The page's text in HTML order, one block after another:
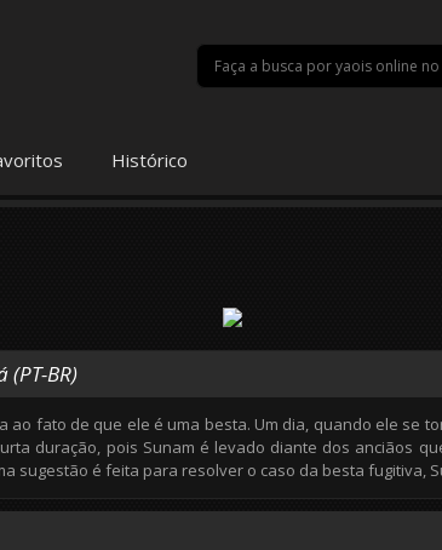
Histórico
(PT-BR)
ao fato de que ele é uma besta. Um dia, quando ele se
duração, pois Sunam é levado diante dos anciãos
sugestão é feita para resolver o caso da besta fugitiva,